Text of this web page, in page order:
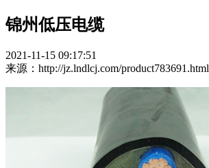
锦州低压电缆
2021-11-15 09:17:51
来源：http://jz.lndlcj.com/product783691.html